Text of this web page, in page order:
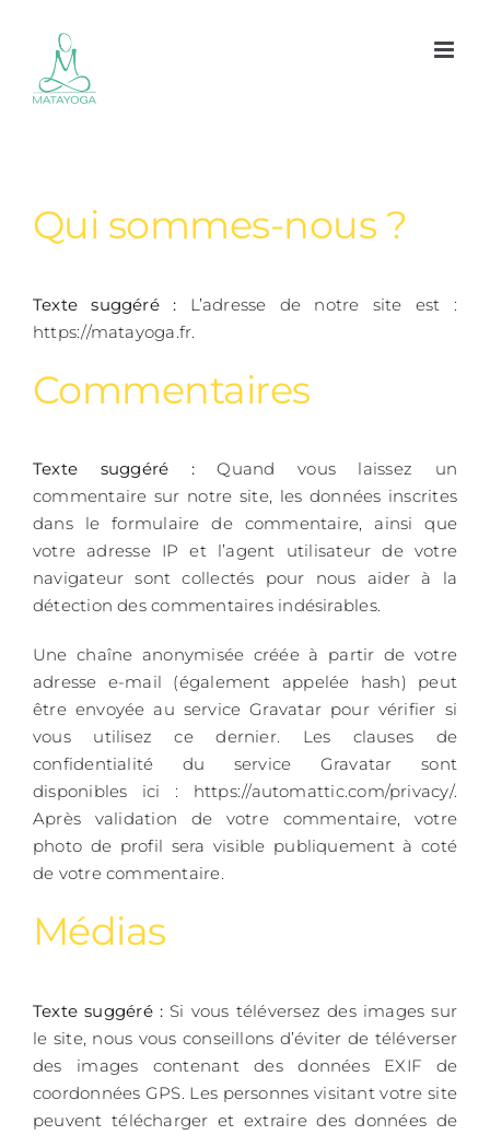
contenu
Qui sommes-nous ?
Texte suggéré : L’adresse de notre site est :
https://matayoga.fr.
Commentaires
Texte suggéré :Quand vous laissez un
commentaire sur notre site, les données inscrites
dans le formulaire de commentaire, ainsi que
votre adresse IP et l’agent utilisateur de votre
navigateur sont collectés pour nous aider à la
détection des commentaires indésirables.
Une chaîne anonymisée créée à partir de votre
adresse e-mail (également appelée hash) peut
être envoyée au service Gravatar pour vérifier si
vous utilisez ce dernier. Les clauses de
confidentialité du service Gravatar sont
disponibles ici : https://automattic.com/privacy/.
Après validation de votre commentaire, votre
photo de profil sera visible publiquement à coté
de votre commentaire.
Médias
Texte suggéré : Si vous téléversez des images sur
le site, nous vous conseillons d’éviter de téléverser
des images contenant des données EXIF de
coordonnées GPS. Les personnes visitant votre site
peuvent télécharger et extraire des données de